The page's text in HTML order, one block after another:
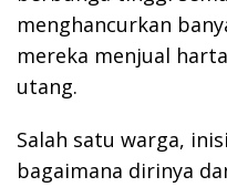
menghancurkan
mereka menjual
utang.
Salah satu warga,
bagaimana dirinya